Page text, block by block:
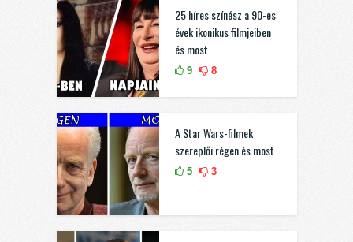
25 híres színész a 90-es
évek ikonikus filmjeiben
és most
9 8
A Star Wars-filmek
szereplői régen és most
5 3